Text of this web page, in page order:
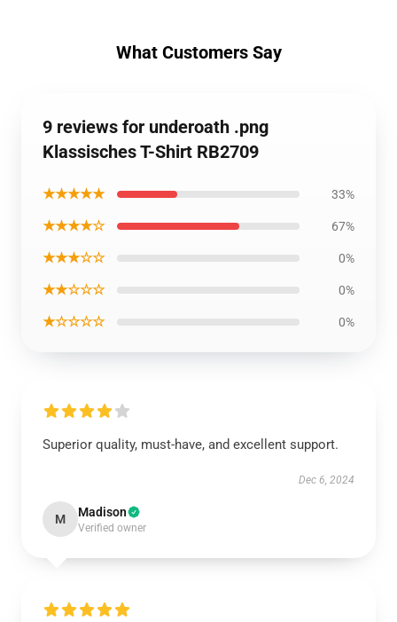
What Customers Say
9 reviews for underoath .png
Klassisches T-Shirt RB2709
★★★★★ 33%
★★★★☆ 67%
★★★☆☆ 0%
★★☆☆☆ 0%
★☆☆☆☆ 0%
Superior quality, must-have, and excellent support.
Dec 6, 2024
M Madison
Verified owner